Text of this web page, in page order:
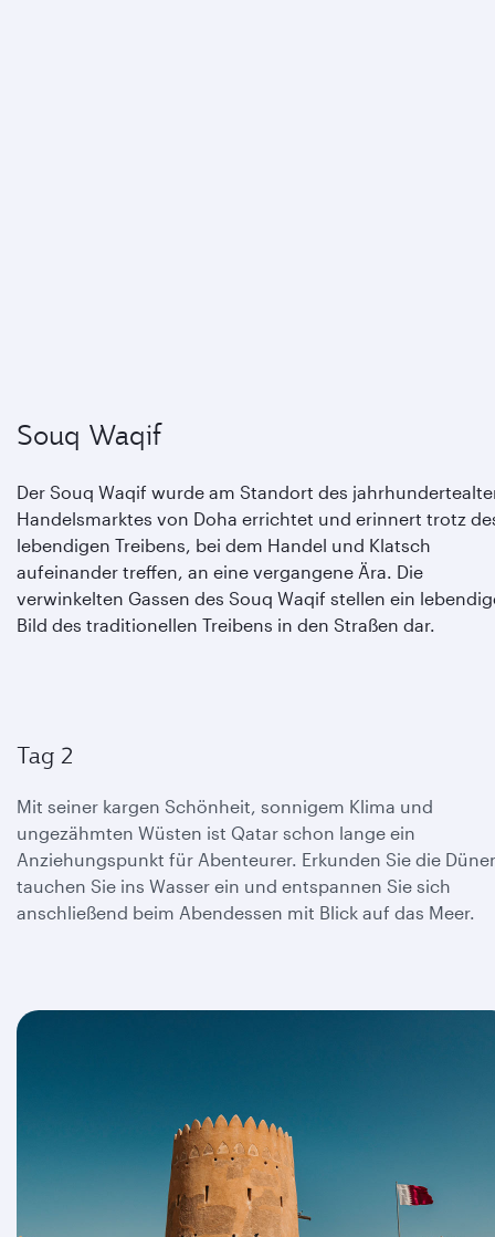
Souq Waqif
Der Souq Waqif wurde am Standort des
Handelsmarktes von Doha errichtet und erinnert trotz
lebendigen Treibens, bei dem Handel und Klatsch
aufeinander treffen, an eine vergangene Ära. Die
verwinkelten Gassen des Souq Waqif stellen ein
Bild des traditionellen Treibens in den Straßen dar.
Tag 2
Mit seiner kargen Schönheit, sonnigem Klima und
ungezähmten Wüsten ist Qatar schon lange ein
Anziehungspunkt für Abenteurer. Erkunden Sie die
tauchen Sie ins Wasser ein und entspannen Sie sich
anschließend beim Abendessen mit Blick auf das Meer.